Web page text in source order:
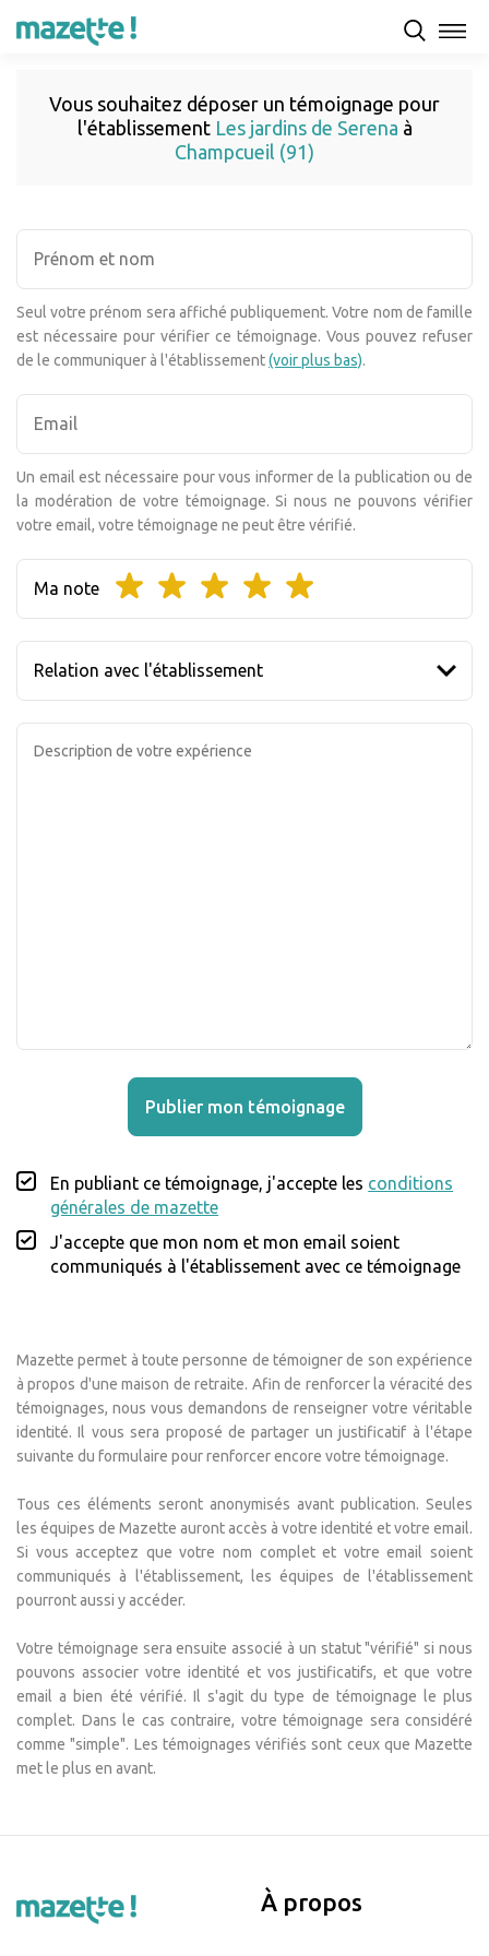
Vous souhaitez déposer un témoignage pour
l'établissement Les jardins de Serena à
Champcueil (91)
Seul votre prénom sera affiché publiquement. Votre nom de famille
est nécessaire pour vérifier ce témoignage. Vous pouvez refuser
de le communiquer à l'établissement(voir plus bas).
Un email est nécessaire pour vous informer de la publication ou de
la modération de votre témoignage. Si nous ne pouvons vérifier
votre email, votre témoignage ne peut être vérifié.
Ma note
Publier mon témoignage
En publiant ce témoignage, j'accepte les conditions
générales de mazette
J'accepte que mon nom et mon email soient
communiqués à l'établissement avec ce témoignage
Mazette permet à toute personne de témoigner de son expérience
à propos d'une maison de retraite. Afin de renforcer la véracité des
témoignages, nous vous demandons de renseigner votre véritable
identité. Il vous sera proposé de partager un justificatif à l'étape
suivante du formulaire pour renforcer encore votre témoignage.
Tous ces éléments seront anonymisés avant publication. Seules
les équipes de Mazette auront accès à votre identité et votre email.
Si vous acceptez que votre nom complet et votre email soient
communiqués à l'établissement, les équipes de l'établissement
pourront aussi y accéder.
Votre témoignage sera ensuite associé à un statut "vérifié" si nous
pouvons associer votre identité et vos justificatifs, et que votre
email a bien été vérifié. Il s'agit du type de témoignage le plus
complet. Dans le cas contraire, votre témoignage sera considéré
comme "simple". Les témoignages vérifiés sont ceux que Mazette
met le plus en avant.
À propos